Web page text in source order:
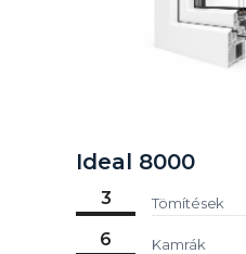
Ideal 8000
3 Tömítések
6 Kamrák